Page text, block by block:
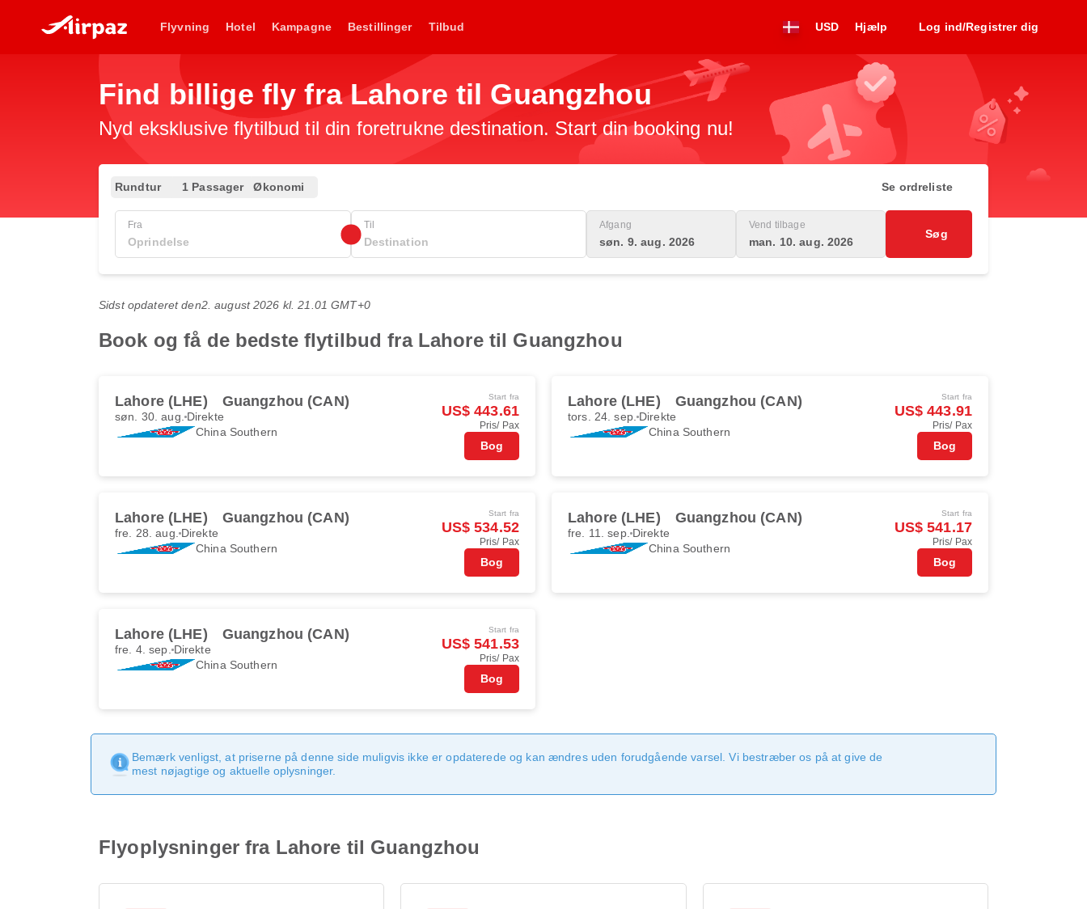
Flyvning Hotel Kampagne Bestillinger Tilbud USD Hjælp Log ind/Registrer dig
Find billige fly fra Lahore til Guangzhou
Nyd eksklusive flytilbud til din foretrukne destination. Start din booking nu!
Rundtur 1 Passager Økonomi Se ordreliste
Fra Til Afgang
søn. 9. aug. 2026
Vend tilbage
man. 10. aug. 2026
Søg
Sidst opdateret den2. august 2026 kl. 21.01 GMT+0
Book og få de bedste flytilbud fra Lahore til Guangzhou
Lahore (LHE) Guangzhou (CAN)
søn. 30. aug. Direkte
China Southern
Start fra
US$ 443.61
Pris/ Pax
Bog
Lahore (LHE) Guangzhou (CAN)
tors. 24. sep. Direkte
China Southern
Start fra
US$ 443.91
Pris/ Pax
Bog
Lahore (LHE) Guangzhou (CAN)
fre. 28. aug. Direkte
China Southern
Start fra
US$ 534.52
Pris/ Pax
Bog
Lahore (LHE) Guangzhou (CAN)
fre. 11. sep. Direkte
China Southern
Start fra
US$ 541.17
Pris/ Pax
Bog
Lahore (LHE) Guangzhou (CAN)
fre. 4. sep. Direkte
China Southern
Start fra
US$ 541.53
Pris/ Pax
Bog
Bemærk venligst, at priserne på denne side muligvis ikke er opdaterede og kan ændres uden forudgående varsel. Vi bestræber os på at give de
mest nøjagtige og aktuelle oplysninger.
Flyoplysninger fra Lahore til Guangzhou